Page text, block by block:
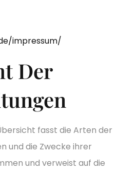
impressum/
Der
fasst die Arten der
und die Zwecke ihrer
und verweist auf die